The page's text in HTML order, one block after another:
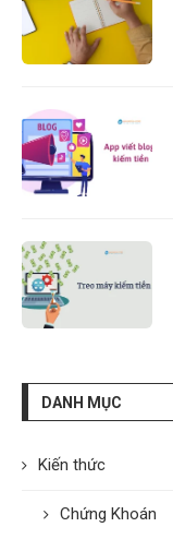
DANH MỤC
Kiến thức
Chứng Khoán